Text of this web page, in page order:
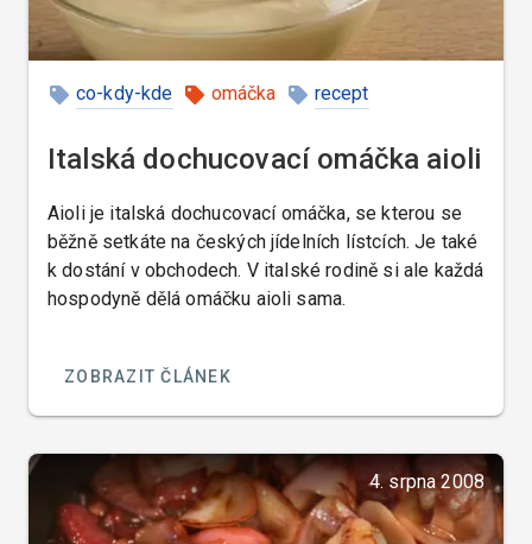
co-kdy-kde omáčka recept
Italská dochucovací omáčka aioli
Aioli je italská dochucovací omáčka, se kterou se
běžně setkáte na českých jídelních lístcích. Je také
k dostání v obchodech. V italské rodině si ale každá
hospodyně dělá omáčku aioli sama.
ZOBRAZIT ČLÁNEK
4. srpna 2008